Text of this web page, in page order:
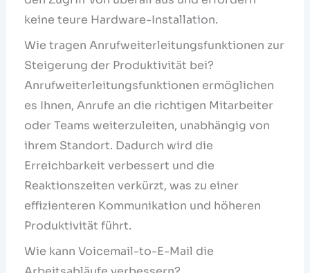
keine teure Hardware-Installation.
Wie tragen Anrufweiterleitungsfunktionen zur
Steigerung der Produktivität bei?
Anrufweiterleitungsfunktionen ermöglichen
es Ihnen, Anrufe an die richtigen Mitarbeiter
oder Teams weiterzuleiten, unabhängig von
ihrem Standort. Dadurch wird die
Erreichbarkeit verbessert und die
Reaktionszeiten verkürzt, was zu einer
effizienteren Kommunikation und höheren
Produktivität führt.
Wie kann Voicemail-to-E-Mail die